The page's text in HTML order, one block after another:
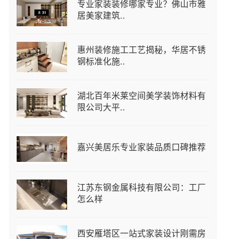
专业家装装修哪家专业？佛山市雅
居美家建筑..
惠州装修施工工艺揭秘，华居不锈
钢标准化施..
湖北百年米莱空间美学装饰材料有
限公司大平..
嘉兴美居乐专业家装品质口碑推荐
江苏东钢金属科技有限公司：工厂
怎么样
西安雁塔区一站式家装设计刚需房